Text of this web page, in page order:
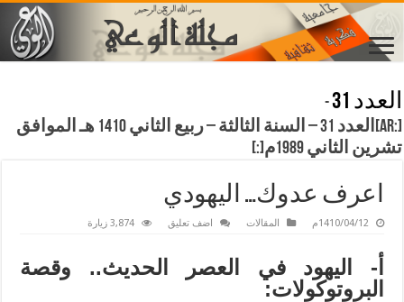
العدد 31
-
[:ar]العدد 31 – السنة الثالثة – ربيع الثاني 1410 هـ الموافق
تشرين الثاني 1989م[:]
اعرف عدوك… اليهودي
1410/04/12م المقالات اضف تعليق 3,874 زيارة
أ- اليهود في العصر الحديث.. وقصة
البروتوكولات: